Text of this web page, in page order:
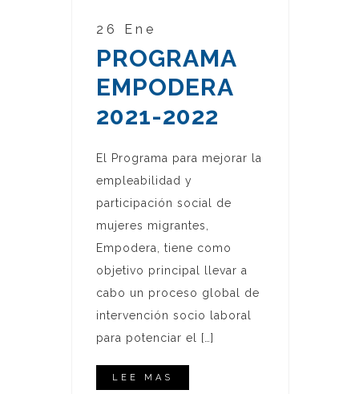
26 Ene
PROGRAMA
EMPODERA
2021-2022
El Programa para mejorar la
empleabilidad y
participación social de
mujeres migrantes,
Empodera, tiene como
objetivo principal llevar a
cabo un proceso global de
intervención socio laboral
para potenciar el […]
LEE MAS